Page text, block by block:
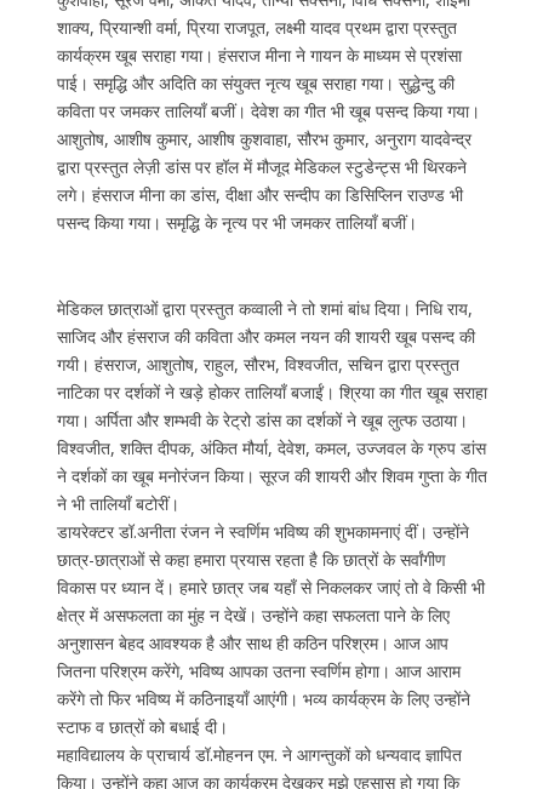
शाक्य, प्रियान्शी वर्मा, प्रिया राजपूत, लक्ष्मी यादव प्रथम द्वारा प्रस्तुत
कार्यक्रम खूब सराहा गया। हंसराज मीना ने गायन के माध्यम से प्रशंसा
पाई। समृद्धि और अदिति का संयुक्त नृत्य खूब सराहा गया। सुद्धेन्दु की
कविता पर जमकर तालियाँ बजीं। देवेश का गीत भी खूब पसन्द किया गया।
आशुतोष, आशीष कुमार, आशीष कुशवाहा, सौरभ कुमार, अनुराग यादवेन्द्र
द्वारा प्रस्तुत लेज़ी डांस पर हॉल में मौजूद मेडिकल स्टुडेन्ट्स भी थिरकने
लगे। हंसराज मीना का डांस, दीक्षा और सन्दीप का डिसिप्लिन राउण्ड भी
पसन्द किया गया। समृद्धि के नृत्य पर भी जमकर तालियाँ बजीं।
मेडिकल छात्राओं द्वारा प्रस्तुत कव्वाली ने तो शमां बांध दिया। निधि राय,
साजिद और हंसराज की कविता और कमल नयन की शायरी खूब पसन्द की
गयी। हंसराज, आशुतोष, राहुल, सौरभ, विश्वजीत, सचिन द्वारा प्रस्तुत
नाटिका पर दर्शकों ने खड़े होकर तालियाँ बजाईं। श्रिया का गीत खूब सराहा
गया। अर्पिता और शम्भवी के रेट्रो डांस का दर्शकों ने खूब लुत्फ उठाया।
विश्वजीत, शक्ति दीपक, अंकित मौर्या, देवेश, कमल, उज्जवल के ग्रुप डांस
ने दर्शकों का खूब मनोरंजन किया। सूरज की शायरी और शिवम गुप्ता के गीत
ने भी तालियाँ बटोरीं।
डायरेक्टर डॉ.अनीता रंजन ने स्वर्णिम भविष्य की शुभकामनाएं दीं। उन्होंने
छात्र-छात्राओं से कहा हमारा प्रयास रहता है कि छात्रों के सर्वांगीण
विकास पर ध्यान दें। हमारे छात्र जब यहाँ से निकलकर जाएं तो वे किसी भी
क्षेत्र में असफलता का मुंह न देखें। उन्होंने कहा सफलता पाने के लिए
अनुशासन बेहद आवश्यक है और साथ ही कठिन परिश्रम। आज आप
जितना परिश्रम करेंगे, भविष्य आपका उतना स्वर्णिम होगा। आज आराम
करेंगे तो फिर भविष्य में कठिनाइयाँ आएंगी। भव्य कार्यक्रम के लिए उन्होंने
स्टाफ व छात्रों को बधाई दी।
महाविद्यालय के प्राचार्य डॉ.मोहनन एम. ने आगन्तुकों को धन्यवाद ज्ञापित
किया। उन्होंने कहा आज का कार्यक्रम देखकर मुझे एहसास हो गया कि